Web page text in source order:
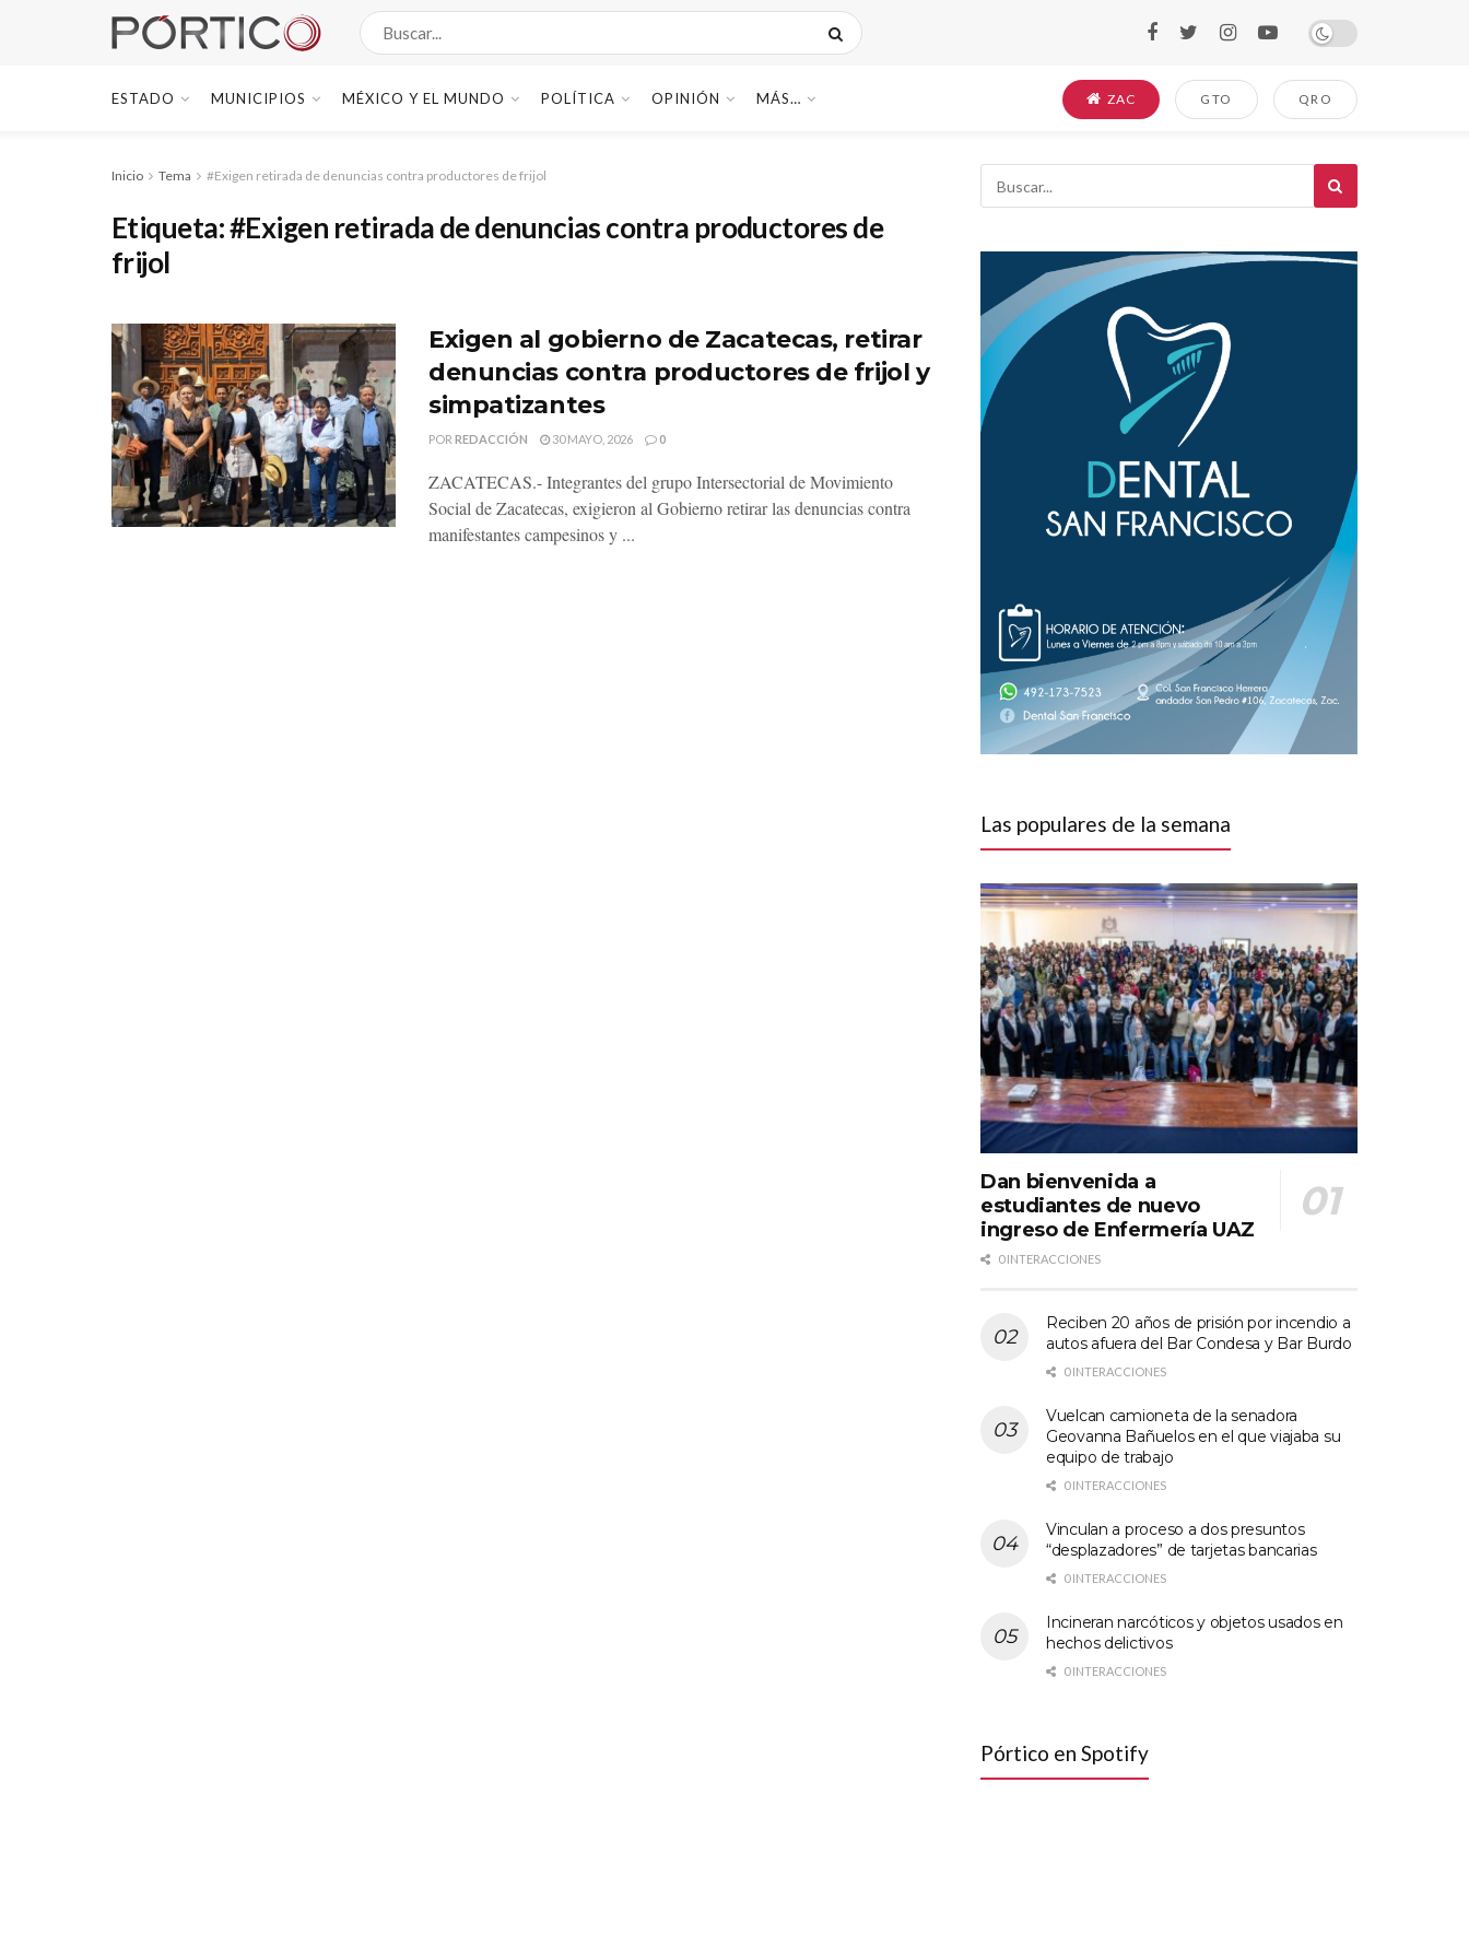
ESTADO MUNICIPIOS MÉXICO Y EL MUNDO POLÍTICA OPINIÓN MÁS… ZAC GTO QRO
Inicio Tema #Exigen retirada de denuncias contra productores de frijol
Etiqueta:#Exigen retirada de denuncias contra productores de
frijol
Exigen al gobierno de Zacatecas, retirar
denuncias contra productores de frijol y
simpatizantes
POR REDACCIÓN 30 MAYO, 2026 0
ZACATECAS.- Integrantes del grupo Intersectorial de Movimiento
Social de Zacatecas, exigieron al Gobierno retirar las denuncias contra
manifestantes campesinos y ...
Las populares de la semana
Dan bienvenida a
estudiantes de nuevo
ingreso de Enfermería UAZ
0 INTERACCIONES
Reciben 20 años de prisión por incendio a
autos afuera del Bar Condesa y Bar Burdo
0 INTERACCIONES
Vuelcan camioneta de la senadora
Geovanna Bañuelos en el que viajaba su
equipo de trabajo
0 INTERACCIONES
Vinculan a proceso a dos presuntos
“desplazadores” de tarjetas bancarias
0 INTERACCIONES
Incineran narcóticos y objetos usados en
hechos delictivos
0 INTERACCIONES
Pórtico en Spotify